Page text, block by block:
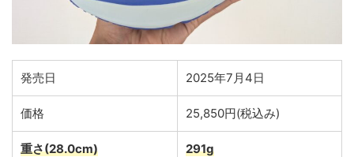
発売日 2025年7月4日
価格 25,850円(税込み)
重さ(28.0cm) 291g